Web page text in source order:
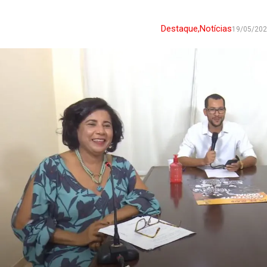
Destaque,Notícias19/05/